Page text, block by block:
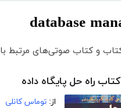
database
کتاب و کتاب صوتی‌های مرتبط با
کتاب راه حل پایگاه داده
از: توماس کانلی